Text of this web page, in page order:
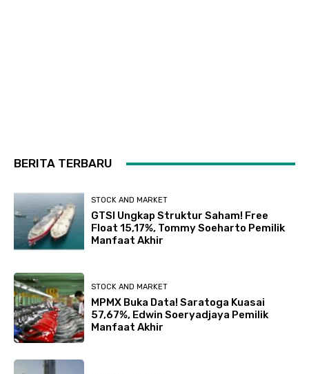
BERITA TERBARU
STOCK AND MARKET
GTSI Ungkap Struktur Saham! Free
Float 15,17%, Tommy Soeharto Pemilik
Manfaat Akhir
STOCK AND MARKET
MPMX Buka Data! Saratoga Kuasai
57,67%, Edwin Soeryadjaya Pemilik
Manfaat Akhir